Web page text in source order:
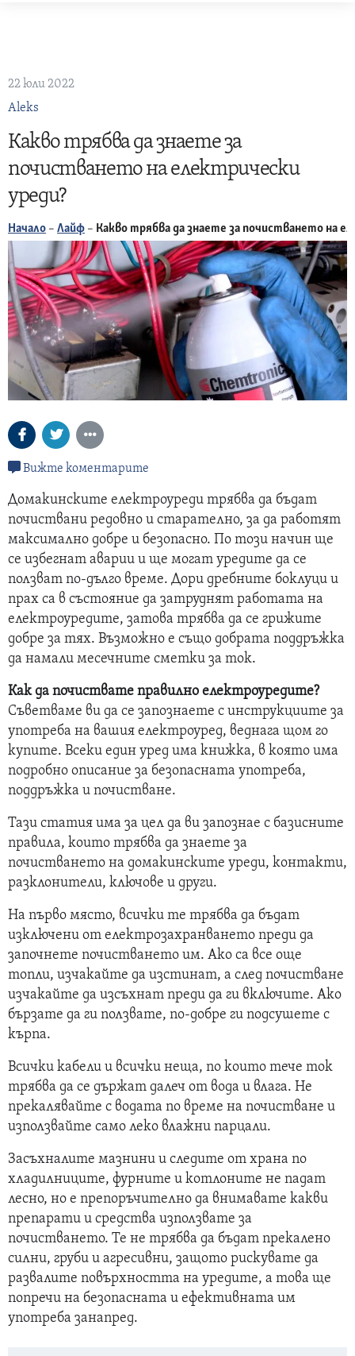
22 юли 2022
Aleks
Какво трябва да знаете за
почистването на електрически
уреди?
Начало – Лайф – Какво трябва да знаете за почистването на
Вижте коментарите
Домакинските електроуреди трябва да бъдат
почиствани редовно и старателно, за да работят
максимално добре и безопасно. По този начин ще
се избегнат аварии и ще могат уредите да се
ползват по-дълго време. Дори дребните боклуци и
прах са в състояние да затруднят работата на
електроуредите, затова трябва да се грижите
добре за тях. Възможно е също добрата поддръжка
да намали месечните сметки за ток.
Как да почиствате правилно електроуредите?
Съветваме ви да се запознаете с инструкциите за
употреба на вашия електроуред, веднага щом го
купите. Всеки един уред има книжка, в която има
подробно описание за безопасната употреба,
поддръжка и почистване.
Тази статия има за цел да ви запознае с базисните
правила, които трябва да знаете за
почистването на домакинските уреди, контакти,
разклонители, ключове и други.
На първо място, всички те трябва да бъдат
изключени от електрозахранването преди да
започнете почистването им. Ако са все още
топли, изчакайте да изстинат, а след почистване
изчакайте да изсъхнат преди да ги включите. Ако
бързате да ги ползвате, по-добре ги подсушете с
кърпа.
Всички кабели и всички неща, по които тече ток
трябва да се държат далеч от вода и влага. Не
прекалявайте с водата по време на почистване и
използвайте само леко влажни парцали.
Засъхналите мазнини и следите от храна по
хладилниците, фурните и котлоните не падат
лесно, но е препоръчително да внимавате какви
препарати и средства използвате за
почистването. Те не трябва да бъдат прекалено
силни, груби и агресивни, защото рискувате да
развалите повърхността на уредите, а това ще
попречи на безопасната и ефективната им
употреба занапред.